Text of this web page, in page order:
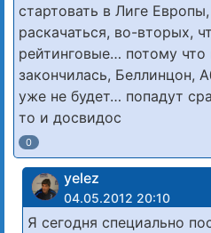
стартовать в Лиге
раскачаться, во-вторых,
рейтинговые… потому что
закончилась, Беллинцон,
уже не будет… попадут
то и досвидос
0
yelez
04.05.2012 20:10
Я сегодня специально